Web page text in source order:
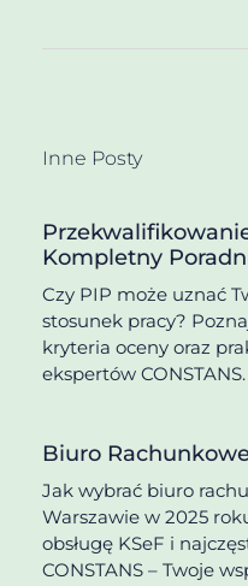
Inne Posty
Kompletny
Czy PIP może uznać
stosunek pracy?
kryteria oceny oraz
ekspertów CONSTANS.
Biuro
Jak wybrać biuro
Warszawie w 2025
obsługę KSeF i
CONSTANS – Twoje